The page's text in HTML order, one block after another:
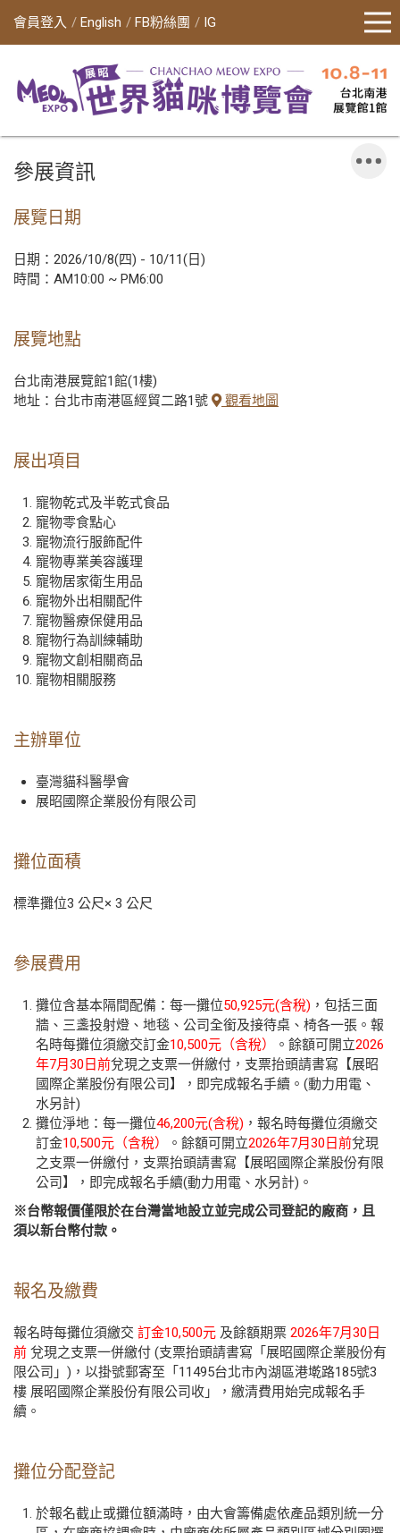
會員登入 English FB粉絲團 IG
參展資訊
展覽日期
日期：2026/10/8(四) - 10/11(日)
時間：AM10:00 ~ PM6:00
展覽地點
台北南港展覽館1館(1樓)
地址：台北市南港區經貿二路1號
觀看地圖
展出項目
寵物乾式及半乾式食品
寵物零食點心
寵物流行服飾配件
寵物專業美容護理
寵物居家衛生用品
寵物外出相關配件
寵物醫療保健用品
寵物行為訓練輔助
寵物文創相關商品
寵物相關服務
主辦單位
臺灣貓科醫學會
展昭國際企業股份有限公司
攤位面積
標準攤位3 公尺× 3 公尺
參展費用
攤位含基本隔間配備：每一攤位50,925元(含稅) ，包括三面
牆、三盞投射燈、地毯、公司全銜及接待桌、椅各一張。報
名時每攤位須繳交訂金10,500元（含稅） 。餘額可開立2026
年7月30日前兌現之支票一併繳付，支票抬頭請書寫【展昭
國際企業股份有限公司】，即完成報名手續。(動力用電、
水另計)
攤位淨地：每一攤位46,200元(含稅) ，報名時每攤位須繳交
訂金10,500元（含稅） 。餘額可開立2026年7月30日前兌現
之支票一併繳付，支票抬頭請書寫【展昭國際企業股份有限
公司】，即完成報名手續(動力用電、水另計)。
※台幣報價僅限於在台灣當地設立並完成公司登記的廠商，且
須以新台幣付款。
報名及繳費
報名時每攤位須繳交 訂金10,500元 及餘額期票 2026年7月30日
前 兌現之支票一併繳付 (支票抬頭請書寫「展昭國際企業股份有
限公司」)，以掛號郵寄至「11495台北市內湖區港墘路185號3
樓 展昭國際企業股份有限公司收」，繳清費用始完成報名手
續。
攤位分配登記
於報名截止或攤位額滿時，由大會籌備處依產品類別統一分